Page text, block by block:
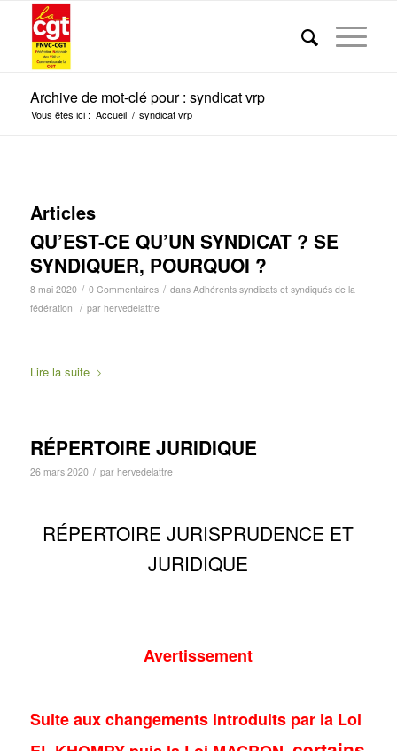
Archive de mot-clé pour : syndicat vrp
Vous êtes ici : Accueil / syndicat vrp
Articles
QU’EST-CE QU’UN SYNDICAT ? SE
SYNDIQUER, POURQUOI ?
8 mai 2020 / 0 Commentaires / dans Adhérents syndicats et syndiqués de la
fédération / par hervedelattre
Lire la suite
RÉPERTOIRE JURIDIQUE
26 mars 2020 / par hervedelattre
RÉPERTOIRE JURISPRUDENCE ET
JURIDIQUE
Avertissement
Suite aux changements introduits par la Loi